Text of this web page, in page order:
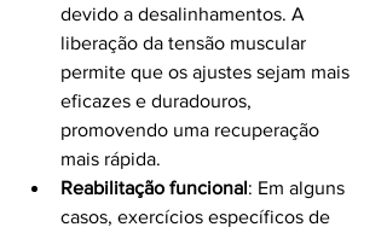
devido a desalinhamentos. A
liberação da tensão muscular
permite que os ajustes sejam mais
eficazes e duradouros,
promovendo uma recuperação
mais rápida.
Reabilitação funcional: Em alguns
casos, exercícios específicos de